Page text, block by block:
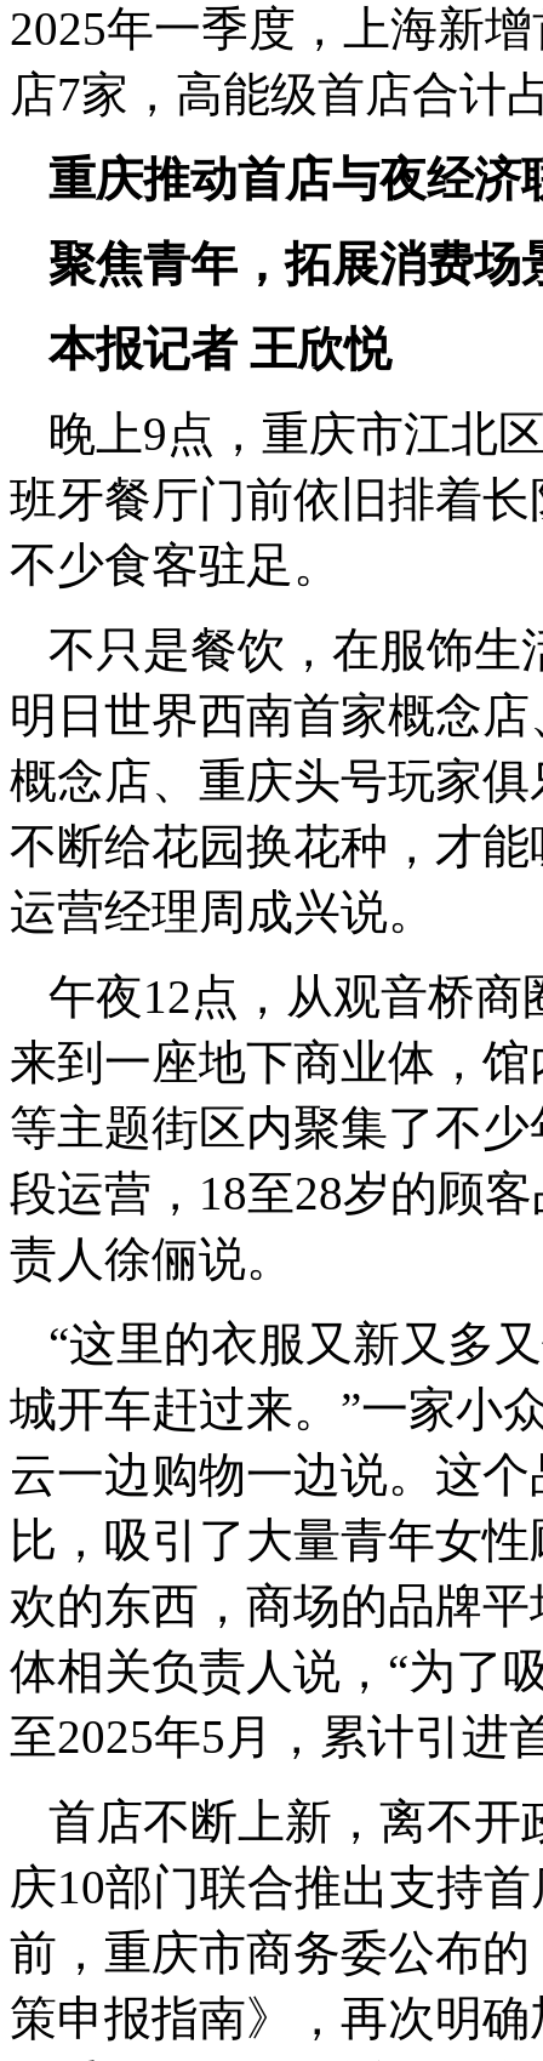
2025年一季度，上海新
店7家，高能级首店合计
重庆推动首店与夜经
聚焦青年，拓展消费场
本报记者 王欣悦
晚上9点，重庆市江北
班牙餐厅门前依旧排着
不少食客驻足。
不只是餐饮，在服饰生
明日世界西南首家概念
概念店、重庆头号玩家
不断给花园换花种，才
运营经理周成兴说。
午夜12点，从观音桥
来到一座地下商业体，
等主题街区内聚集了不
段运营，18至28岁的顾
责人徐俪说。
“这里的衣服又新又多
城开车赶过来。”一家小
云一边购物一边说。这
比，吸引了大量青年女
欢的东西，商场的品牌
体相关负责人说，“为了
至2025年5月，累计引进
首店不断上新，离不开
庆10部门联合推出支持
前，重庆市商务委公布
策申报指南》，再次明